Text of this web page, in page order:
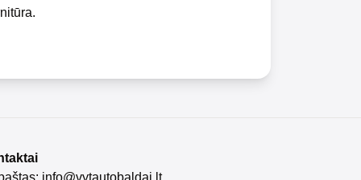
info@vytautobaldai.lt